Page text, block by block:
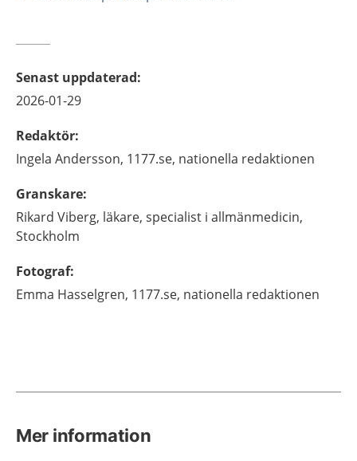
Senast uppdaterad:
2026-01-29
Redaktör:
Ingela Andersson, 1177.se, nationella redaktionen
Granskare:
Rikard Viberg, läkare, specialist i allmänmedicin,
Stockholm
Fotograf:
Emma Hasselgren, 1177.se, nationella redaktionen
Mer information